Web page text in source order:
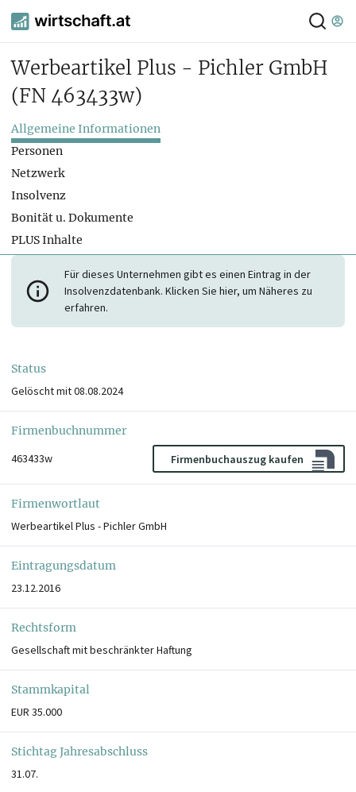
Werbeartikel Plus - Pichler GmbH
(FN 463433w)
Allgemeine Informationen
Personen
Netzwerk
Insolvenz
Bonität u. Dokumente
PLUS Inhalte
Für dieses Unternehmen gibt es einen Eintrag in der
Insolvenzdatenbank. Klicken Sie hier, um Näheres zu
erfahren.
Status
Gelöscht mit 08.08.2024
Firmenbuchnummer
463433w
Firmenbuchauszug kaufen
Firmenwortlaut
Werbeartikel Plus - Pichler GmbH
Eintragungsdatum
23.12.2016
Rechtsform
Gesellschaft mit beschränkter Haftung
Stammkapital
EUR 35.000
Stichtag Jahresabschluss
31.07.